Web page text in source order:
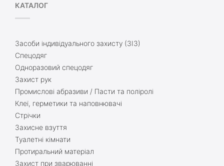
КАТАЛОГ
Засоби індивідуального захисту (ЗІЗ)
Спецодяг
Одноразовий спецодяг
Захист рук
Промислові абразиви / Пасти та поліролі
Клеї, герметики та наповнювачі
Стрічки
Захисне взуття
Туалетні кімнати
Протиральний матеріал
Захист при зварюванні